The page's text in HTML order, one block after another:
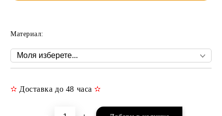
Материал:
✫ Доставка до 48 часа✫